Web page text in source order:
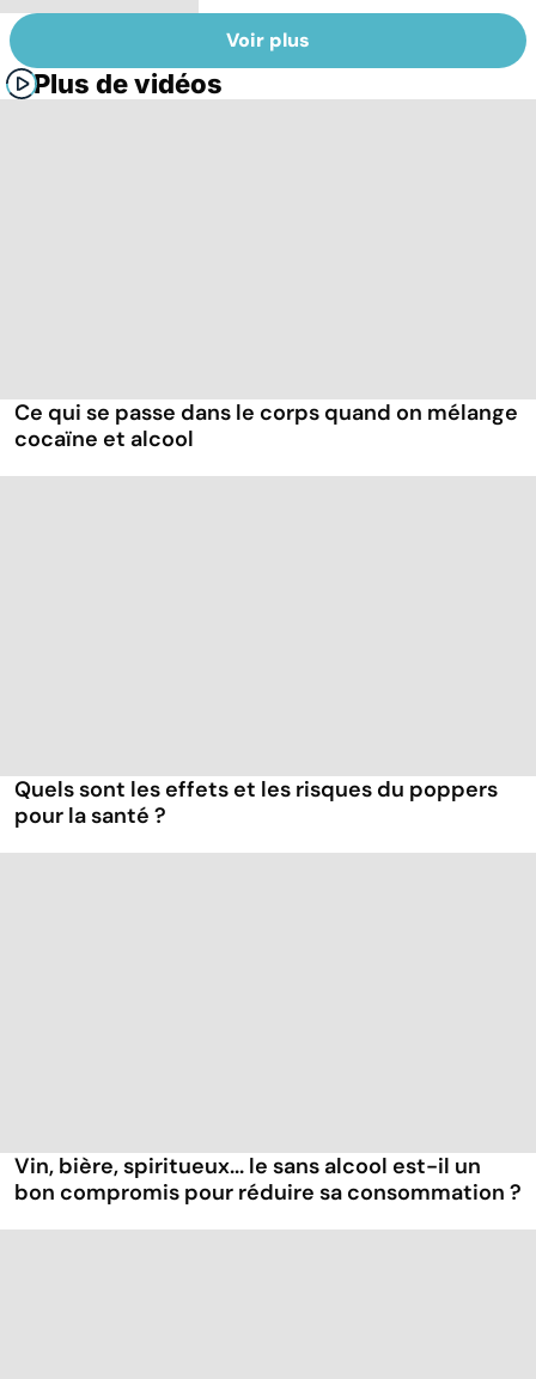
Voir plus
Plus de vidéos
Ce qui se passe dans le corps quand on mélange
cocaïne et alcool
Quels sont les effets et les risques du poppers
pour la santé ?
Vin, bière, spiritueux... le sans alcool est-il un
bon compromis pour réduire sa consommation ?